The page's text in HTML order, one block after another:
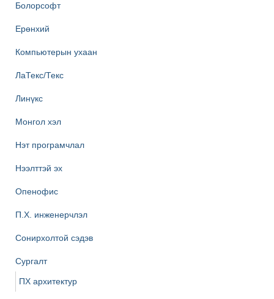
Болорсофт
Ерөнхий
Компьютерын ухаан
ЛаТекс/Текс
Линүкс
Монгол хэл
Нэт програмчлал
Нээлттэй эх
Опенофис
П.Х. инженерчлэл
Сонирхолтой сэдэв
Сургалт
ПХ архитектур